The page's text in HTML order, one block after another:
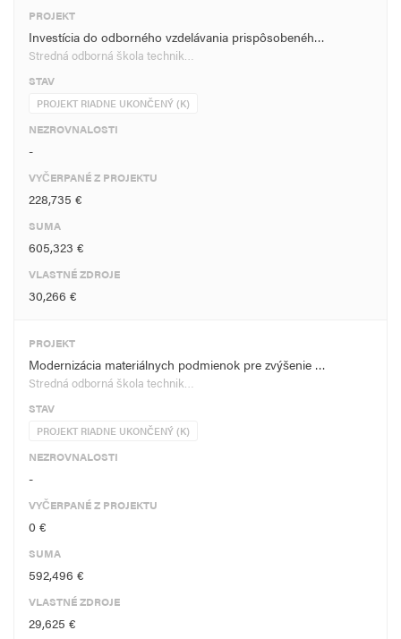
PROJEKT
Investícia do odborného vzdelávania prispôsobenéh…
Stredná odborná škola technik…
STAV
PROJEKT RIADNE UKONČENÝ (K)
NEZROVNALOSTI
-
VYČERPANÉ Z PROJEKTU
228,735 €
SUMA
605,323 €
VLASTNÉ ZDROJE
30,266 €
PROJEKT
Modernizácia materiálnych podmienok pre zvýšenie …
Stredná odborná škola technik…
STAV
PROJEKT RIADNE UKONČENÝ (K)
NEZROVNALOSTI
-
VYČERPANÉ Z PROJEKTU
0 €
SUMA
592,496 €
VLASTNÉ ZDROJE
29,625 €